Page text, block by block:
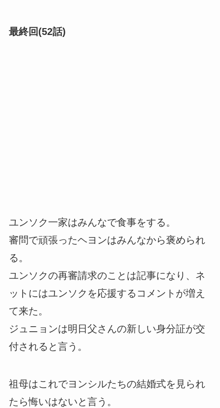
最終回(52話)
ユンソク一家はみんなで食事をする。
審問で頑張ったヘヨンはみんなから褒められ
る。
ユンソクの再審請求のことは記事になり、ネ
ットにはユンソクを応援するコメントが増え
て来た。
ジュニョンは明日父さんの新しい身分証が交
付されると言う。
祖母はこれでヨンシルたちの結婚式を見られ
たら悔いはないと言う。